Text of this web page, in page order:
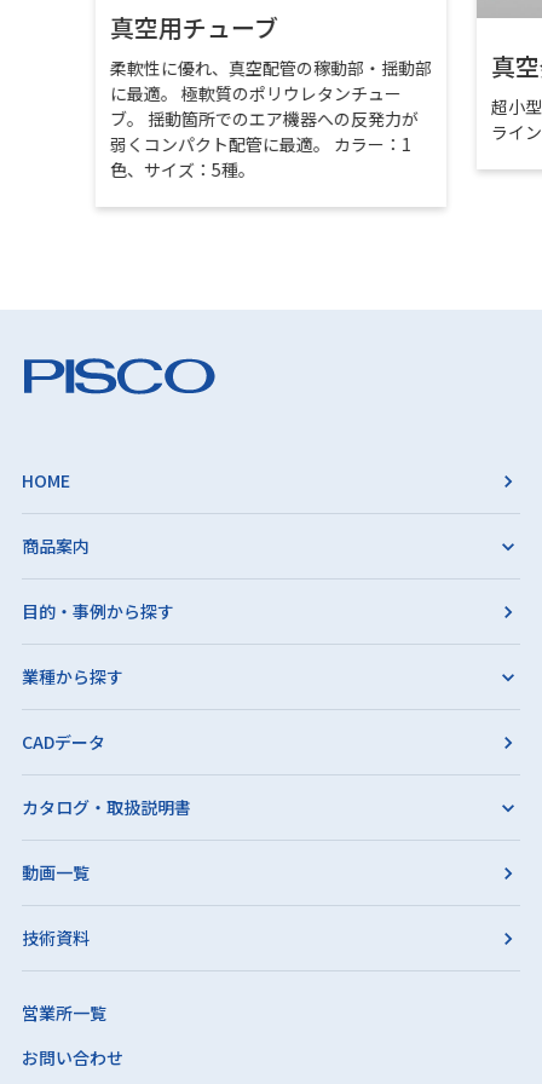
真空用チューブ
柔軟性に優れ、真空配管の稼動部・揺動部
に最適。 極軟質のポリウレタンチュー
ブ。 揺動箇所でのエア機器への反発力が
弱くコンパクト配管に最適。 カラー：1
色、サイズ：5種。
真
超小
ライ
HOME
商品案内
目的・事例から探す
業種から探す
CADデータ
カタログ・取扱説明書
動画一覧
技術資料
営業所一覧
お問い合わせ